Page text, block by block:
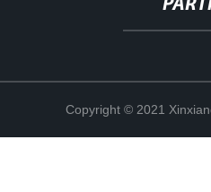
Copyright © 2021